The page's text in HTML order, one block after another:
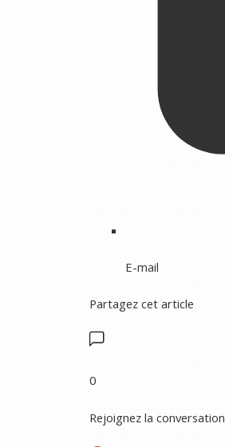
E-mail
Partagez cet article
0
Rejoignez la conversation